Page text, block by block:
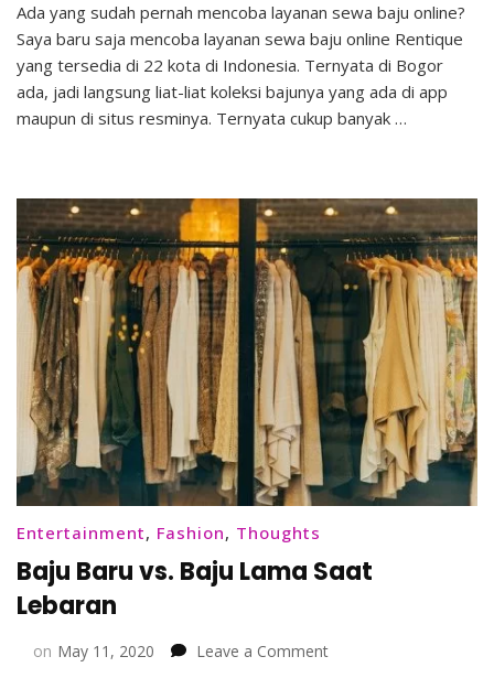
Rentique,
Layanan
Sewa
Baju
Murah
untuk
Anak
Ada yang sudah pernah mencoba layanan sewa baju online?
Saya baru saja mencoba layanan sewa baju online Rentique
yang tersedia di 22 kota di Indonesia. Ternyata di Bogor
ada, jadi langsung liat-liat koleksi bajunya yang ada di app
maupun di situs resminya. Ternyata cukup banyak …
Entertainment, Fashion, Thoughts
Baju Baru vs. Baju Lama Saat
Lebaran
on May 11, 2020 Leave a Commenton